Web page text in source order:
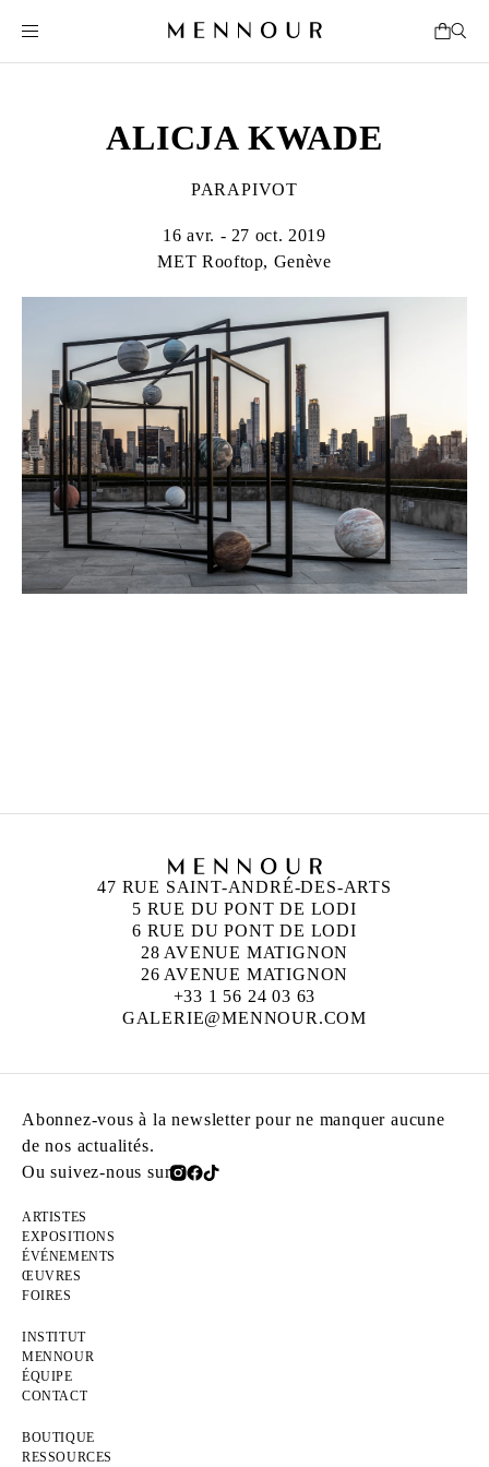
ALICJA KWADE
PARAPIVOT
16 avr. - 27 oct. 2019
MET Rooftop, Genève
47 RUE SAINT-ANDRÉ-DES-ARTS
5 RUE DU PONT DE LODI
6 RUE DU PONT DE LODI
28 AVENUE MATIGNON
26 AVENUE MATIGNON
+33 1 56 24 03 63
GALERIE@MENNOUR.COM
Abonnez-vous à la newsletter pour ne manquer aucune
de nos actualités.
Ou suivez-nous sur
ARTISTES
EXPOSITIONS
ÉVÉNEMENTS
ŒUVRES
FOIRES
INSTITUT
MENNOUR
ÉQUIPE
CONTACT
BOUTIQUE
RESSOURCES